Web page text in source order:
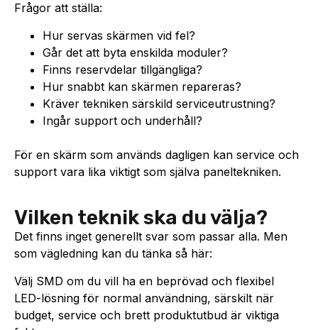
Frågor att ställa:
Hur servas skärmen vid fel?
Går det att byta enskilda moduler?
Finns reservdelar tillgängliga?
Hur snabbt kan skärmen repareras?
Kräver tekniken särskild serviceutrustning?
Ingår support och underhåll?
För en skärm som används dagligen kan service och
support vara lika viktigt som själva paneltekniken.
Vilken teknik ska du välja?
Det finns inget generellt svar som passar alla. Men
som vägledning kan du tänka så här:
Välj SMD om du vill ha en beprövad och flexibel
LED-lösning för normal användning, särskilt när
budget, service och brett produktutbud är viktiga